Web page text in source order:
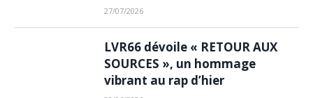
27/07/2026
LVR66 dévoile « RETOUR AUX
SOURCES », un hommage
vibrant au rap d’hier